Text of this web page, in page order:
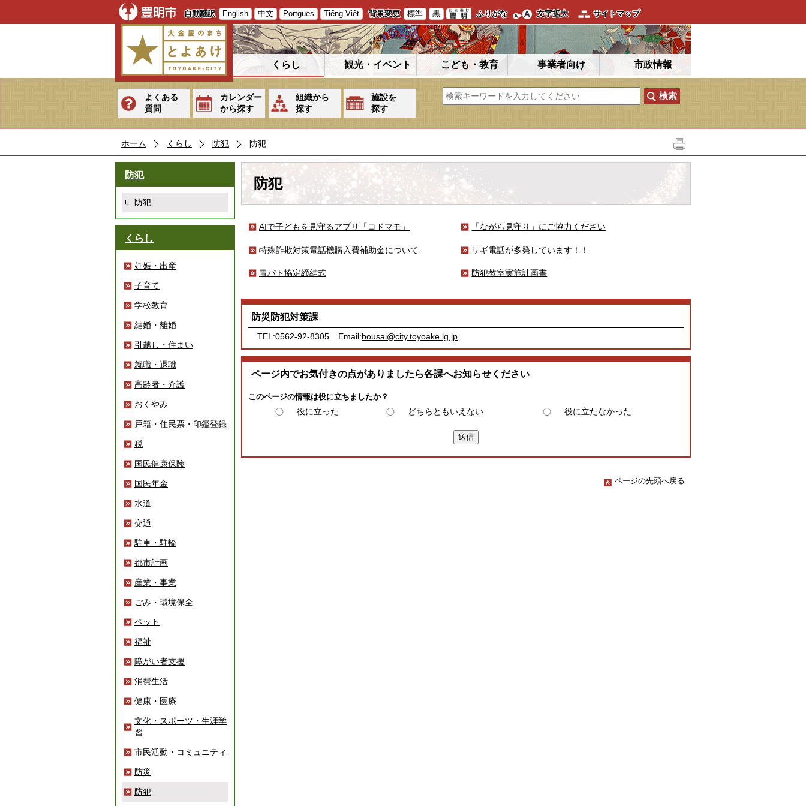
自動翻訳 English 中文 Portgues Tiếng Việt 背景変更 標準 黒 ふりがな 文字拡大 サイトマップ
くらし 観光・イベント こども・教育 事業者向け 市政情報
よくある
質問
カレンダー
から探す
組織から
探す
施設を
探す
ホーム くらし 防犯 防犯
防犯
防犯
くらし
妊娠・出産
子育て
学校教育
結婚・離婚
引越し・住まい
就職・退職
高齢者・介護
おくやみ
戸籍・住民票・印鑑登録
税
国民健康保険
国民年金
水道
交通
駐車・駐輪
都市計画
産業・事業
ごみ・環境保全
ペット
福祉
障がい者支援
消費生活
健康・医療
文化・スポーツ・生涯学
習
市民活動・コミュニティ
防災
防犯
防犯
AIで子どもを見守るアプリ「コドマモ」 「ながら見守り」にご協力ください
特殊詐欺対策電話機購入費補助金について サギ電話が多発しています！！
青パト協定締結式 防犯教室実施計画書
防災防犯対策課
TEL:0562-92-8305 Email:bousai@city.toyoake.lg.jp
ページ内でお気付きの点がありましたら各課へお知らせください
このページの情報は役に立ちましたか？
役に立った どちらともいえない 役に立たなかった
ページの先頭へ戻る